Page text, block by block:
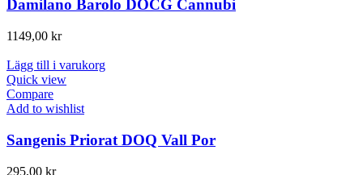
Damilano Barolo DOCG Cannubi
1149,00 kr
Lägg till i varukorg
Quick view
Compare
Add to wishlist
Sangenis Priorat DOQ Vall Por
295,00 kr